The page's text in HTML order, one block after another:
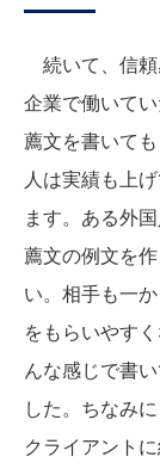
続いて、信
企業で働いて
薦文を書いて
人は実績も上
ます。ある外
薦文の例文を
い。相手も一
をもらいやす
んな感じで書
した。ちなみ
クライアント